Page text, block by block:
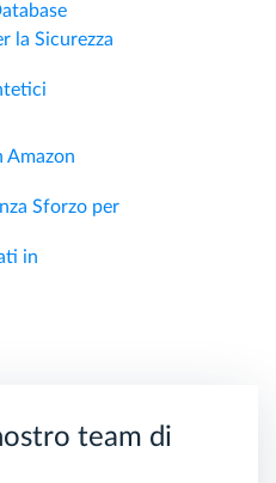
la Sicurezza
Amazon
Sforzo per
in
team di